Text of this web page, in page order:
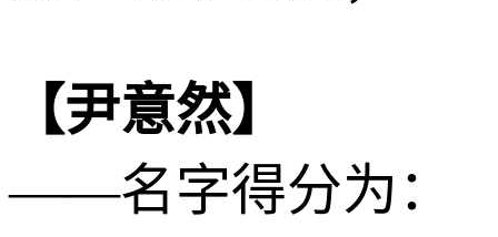
【尹意然】
——名字得分为：